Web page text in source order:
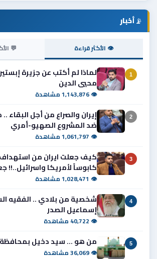
📡أخبار
👁 الأكثر قراءة 💬
1
لماذا لم أكتب عن جزيرة
محيي الدين
👁 1,143,876 مشاهدة
2
إيران والصراع من أجل البقاء
ضد المشروع الصهيو-أمري
👁 1,061,797 مشاهدة
3
كيف جعلت ايران من استهداف
كابوساً لأمريكا واسرائيل..!!
👁 1,028,471 مشاهدة
4
شخصية من بلادي .. الفقيه
إسماعيل الصدر
👁 40,722 مشاهدة
5 من هو ... سيد دخيل بمحافظة
👁 36,069 مشاهدة